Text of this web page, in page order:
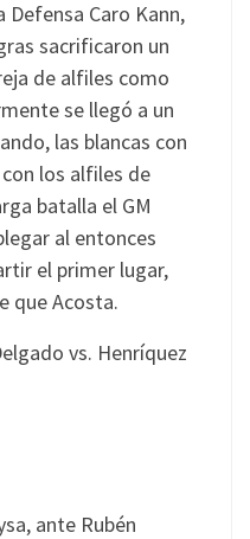
Defensa Caro Kann,
sacrificaron un
de alfiles como
se llegó a un
las blancas con
los alfiles de
batalla el GM
al entonces
el primer lugar,
que Acosta.
ante Rubén